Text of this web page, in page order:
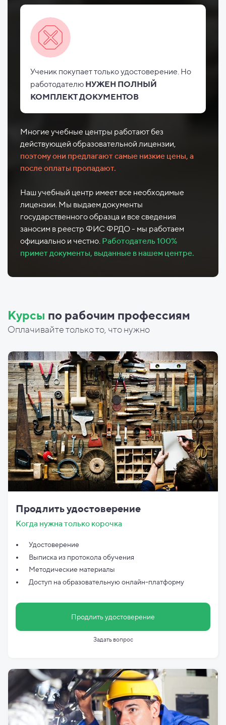
Ученик покупает только удостоверение. Но
работодателю НУЖЕН ПОЛНЫЙ
КОМПЛЕКТ ДОКУМЕНТОВ
Многие учебные центры работают без
действующей образовательной лицензии,
поэтому они предлагают самые низкие цены, а
после оплаты пропадают.
Наш учебный центр имеет все необходимые
лицензии. Мы выдаем документы
государственного образца и все сведения
заносим в реестр ФИС ФРДО - мы работаем
официально и честно. Работодатель 100%
примет документы, выданные в нашем центре.
Курсы по рабочим профессиям
Оплачивайте только то, что нужно
Продлить удостоверение
Когда нужна только корочка
Удостоверение
Выписка из протокола обучения
Методические материалы
Доступ на образовательную онлайн-платформу
Продлить удостоверение
Задать вопрос